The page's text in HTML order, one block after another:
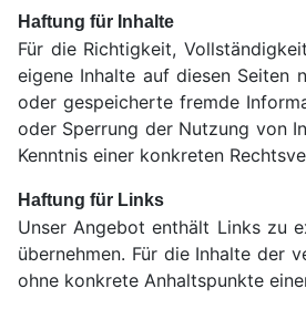
Haftung für Inhalte
Für die Richtigkeit,
eigene Inhalte auf diesen Seiten
oder gespeicherte fremde
oder Sperrung der Nutzung von
Kenntnis einer konkreten
Haftung für Links
Unser Angebot enthält Links zu
übernehmen. Für die Inhalte der
ohne konkrete Anhaltspunkte